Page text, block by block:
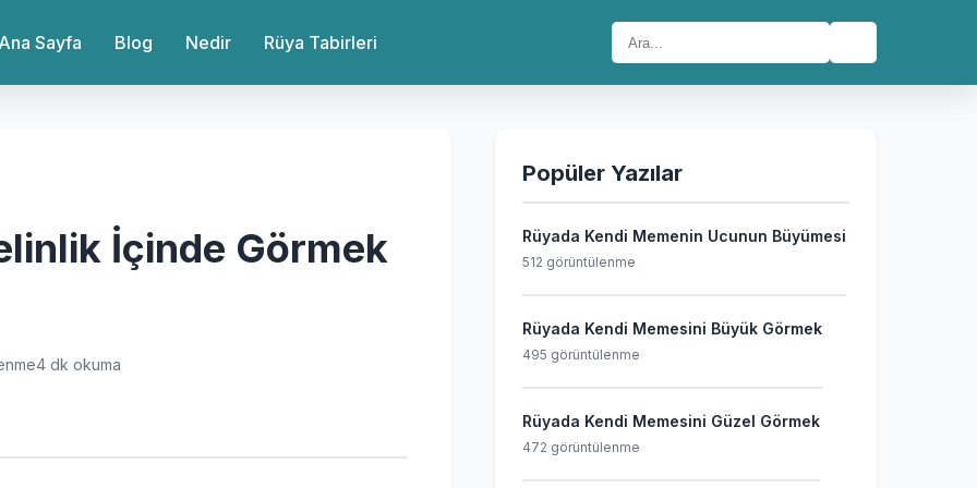
Ana Sayfa Blog Nedir Rüya Tabirleri
İçinde Görmek
4 dk okuma
Popüler Yazılar
Rüyada Kendi Memenin Ucunun Büyümesi
512 görüntülenme
Rüyada Kendi Memesini Büyük Görmek
495 görüntülenme
Rüyada Kendi Memesini Güzel Görmek
472 görüntülenme